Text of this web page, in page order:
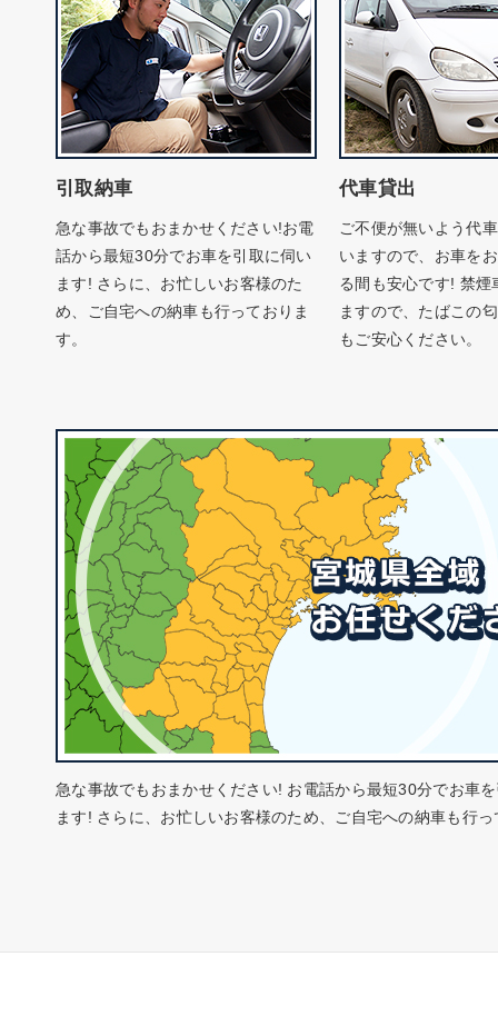
引取納車
急な事故でもおまかせください!お電
話から最短30分でお車を引取に伺い
ます! さらに、お忙しいお客様のた
め、ご自宅への納車も行っておりま
す。
代車貸出
ご不便が無いよう代
いますので、お車を
る間も安心です! 禁煙
ますので、たばこの
もご安心ください。
急な事故でもおまかせください! お電話から最短30分でお車
ます! さらに、お忙しいお客様のため、ご自宅への納車も行